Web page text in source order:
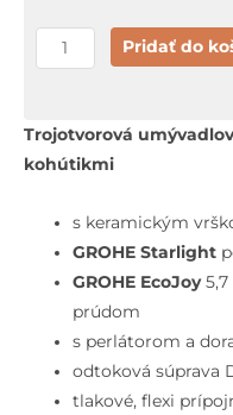
množstvo
Grohe
Umývadlová
batéria
výpusťou
otočným
výtokom,
veľkosť
Pridať do
Trojotvorová
kohútikmi
s keramickým
GROHEStarlight
GROHE EcoJoy5,7
prúdom
s perlátorom a
odtoková súprava
tlakové, flexi